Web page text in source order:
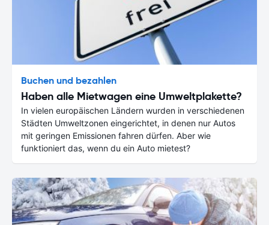
Buchen und bezahlen
Haben alle Mietwagen eine Umweltplakette?
In vielen europäischen Ländern wurden in verschiedenen
Städten Umweltzonen eingerichtet, in denen nur Autos
mit geringen Emissionen fahren dürfen. Aber wie
funktioniert das, wenn du ein Auto mietest?